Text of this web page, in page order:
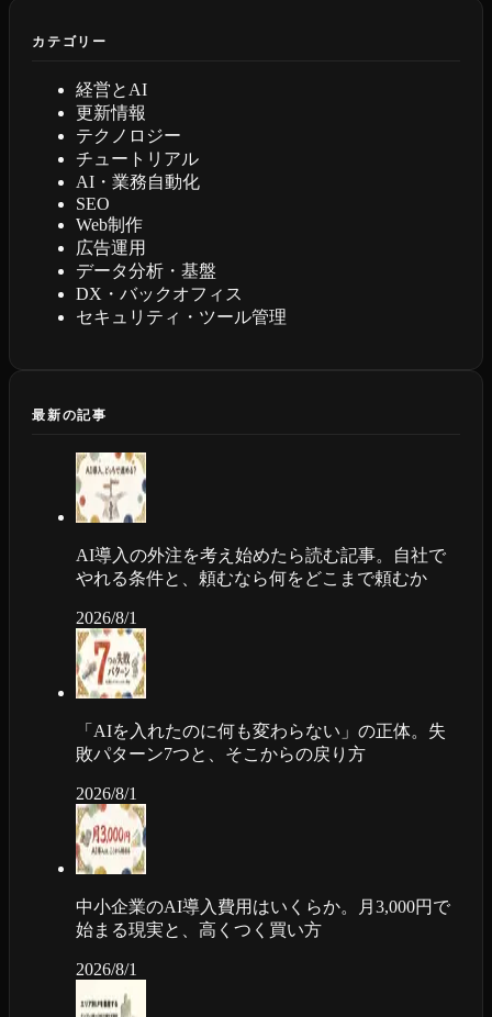
カテゴリー
経営とAI
更新情報
テクノロジー
チュートリアル
AI・業務自動化
SEO
Web制作
広告運用
データ分析・基盤
DX・バックオフィス
セキュリティ・ツール管理
最新の記事
AI導入の外注を考え始めたら読む記事。自社で
やれる条件と、頼むなら何をどこまで頼むか
2026/8/1
「AIを入れたのに何も変わらない」の正体。失
敗パターン7つと、そこからの戻り方
2026/8/1
中小企業のAI導入費用はいくらか。月3,000円で
始まる現実と、高くつく買い方
2026/8/1